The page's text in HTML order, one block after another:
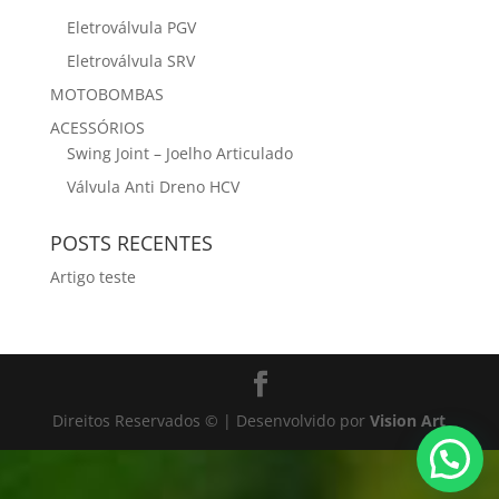
Eletroválvula PGV
Eletroválvula SRV
MOTOBOMBAS
ACESSÓRIOS
Swing Joint – Joelho Articulado
Válvula Anti Dreno HCV
POSTS RECENTES
Artigo teste
Direitos Reservados © | Desenvolvido porVision Art